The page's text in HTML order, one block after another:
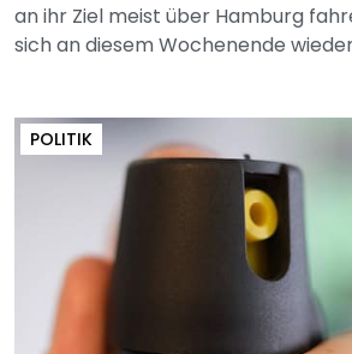
an ihr Ziel meist über Hamburg
sich an diesem Wochenende
POLITIK